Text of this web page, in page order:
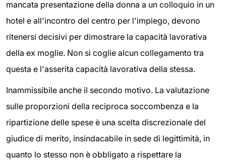
mancata presentazione della donna a un colloquio in un
hotel e all'incontro del centro per l'impiego, devono
ritenersi decisivi per dimostrare la capacità lavorativa
della ex moglie. Non si coglie alcun collegamento tra
questa e l'asserita capacità lavorativa della stessa.
Inammissibile anche il secondo motivo. La valutazione
sulle proporzioni della reciproca soccombenza e la
ripartizione delle spese è una scelta discrezionale del
giudice di merito, insindacabile in sede di legittimità, in
quanto lo stesso non è obbligato a rispettare la